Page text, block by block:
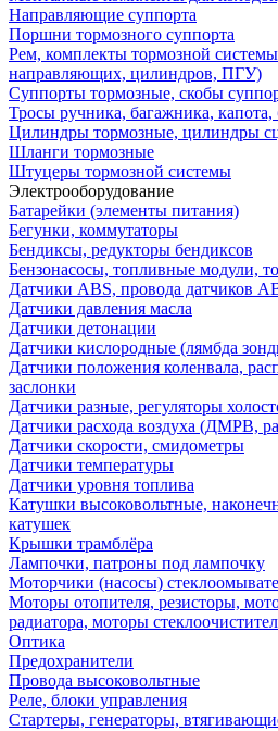
Направляющие суппорта
Поршни тормозного суппорта
Рем, комплекты тормозной
направляющих, цилиндров, ПГУ)
Суппорты тормозные, скобы
Тросы ручника, багажника, капота,
Цилиндры тормозные, цилиндры
Шланги тормозные
Штуцеры тормозной системы
Электрооборудование
Батарейки (элементы питания)
Бегунки, коммутаторы
Бендиксы, редукторы бендиксов
Бензонасосы, топливные модули,
Датчики ABS, провода датчиков
Датчики давления масла
Датчики детонации
Датчики кислородные (лямбда
Датчики положения коленвала,
заслонки
Датчики разные, регуляторы
Датчики расхода воздуха (ДМРВ,
Датчики скорости, смидометры
Датчики температуры
Датчики уровня топлива
Катушки высоковольтные,
катушек
Крышки трамблёра
Лампочки, патроны под лампочку
Моторчики (насосы)
Моторы отопителя, резисторы,
радиатора, моторы
Оптика
Предохранители
Провода высоковольтные
Реле, блоки управления
Стартеры, генераторы,